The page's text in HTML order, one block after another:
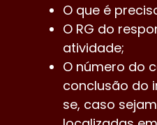
O que é
O RG do
atividade;
O número do
conclusão do
se, caso